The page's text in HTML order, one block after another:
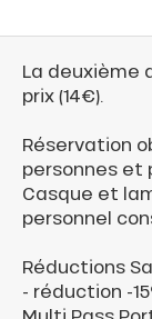
La deuxième
prix (14€).
Réservation
personnes et
Casque et
personnel
Réductions
- réduction -